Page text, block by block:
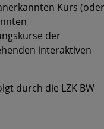
Kurs (oder
der
interaktiven
durch die LZK BW